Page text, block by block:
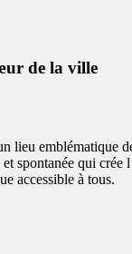
de la ville
lieu emblématique
spontanée qui crée
accessible à tous.